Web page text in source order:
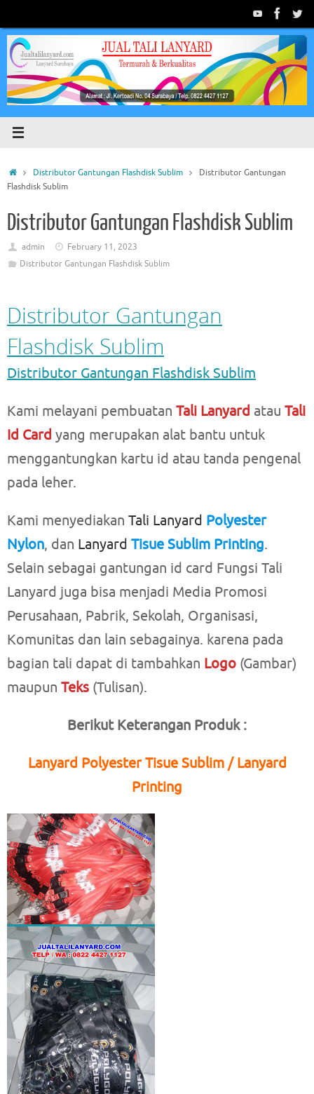
content
HomeDistributor Gantungan Flashdisk Sublim
Distributor Gantungan
Flashdisk Sublim
Distributor Gantungan Flashdisk Sublim
admin
February 11, 2023
Distributor Gantungan Flashdisk Sublim
Distributor Gantungan
Flashdisk Sublim
Distributor Gantungan Flashdisk Sublim
Kami melayani pembuatan Tali Lanyard atau Tali
Id Card yang merupakan alat bantu untuk
menggantungkan kartu id atau tanda pengenal
pada leher.
Kami menyediakan Tali Lanyard Polyester
Nylon, dan Lanyard Tisue Sublim Printing.
Selain sebagai gantungan id card Fungsi Tali
Lanyard juga bisa menjadi Media Promosi
Perusahaan, Pabrik, Sekolah, Organisasi,
Komunitas dan lain sebagainya. karena pada
bagian tali dapat di tambahkan Logo (Gambar)
maupun Teks (Tulisan).
Berikut Keterangan Produk :
Lanyard Polyester Tisue Sublim / Lanyard
Printing